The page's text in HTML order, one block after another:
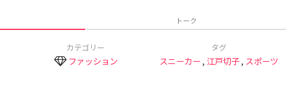
トーク
カテゴリー
ファッション
タグ
スニーカー , 江戸切子, スポーツ